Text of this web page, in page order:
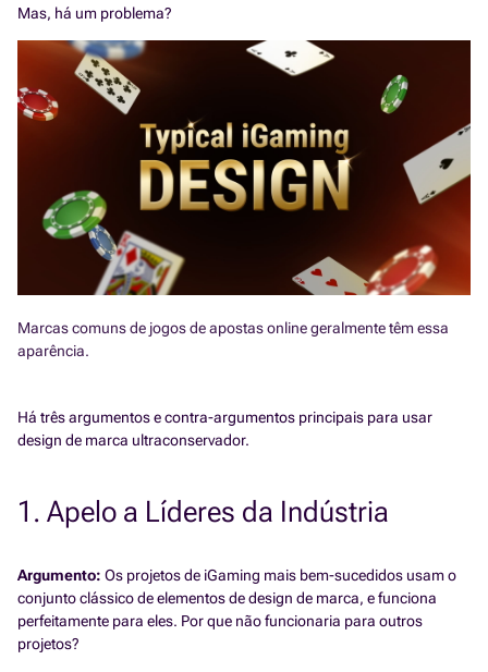
Mas, há um problema?
Marcas comuns de jogos de apostas online geralmente têm essa
aparência.
Há três argumentos e contra-argumentos principais para usar
design de marca ultraconservador.
1. Apelo a Líderes da Indústria
Argumento: Os projetos de iGaming mais bem-sucedidos usam o
conjunto clássico de elementos de design de marca, e funciona
perfeitamente para eles. Por que não funcionaria para outros
projetos?